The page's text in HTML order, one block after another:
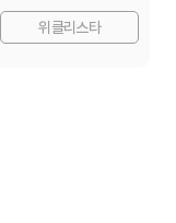
위클리스타